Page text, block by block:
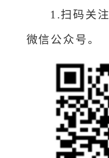
1.扫码关注
微信公众号。